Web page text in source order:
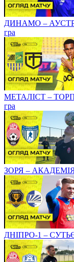
ДИНАМО –
гра
МЕТАЛІСТ –
гра
ЗОРЯ – АКАДЕМІЯ
ДНІПРО-1 –